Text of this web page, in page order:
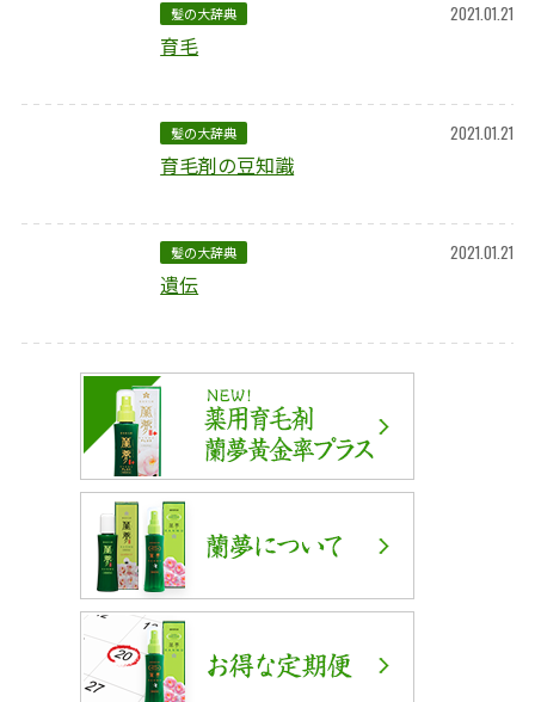
髪の大辞典 2021.01.21
育毛
髪の大辞典 2021.01.21
育毛剤の豆知識
髪の大辞典 2021.01.21
遺伝